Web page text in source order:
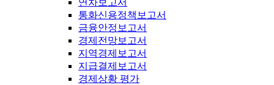
연차보고서
통화신용정책보고서
금융안정보고서
경제전망보고서
지역경제보고서
지급결제보고서
경제상황 평가